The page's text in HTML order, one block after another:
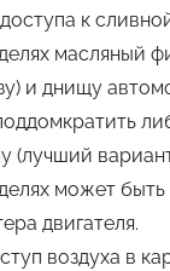
к
масляный
и днищу
(лучший
может быть
двигателя.
воздуха в